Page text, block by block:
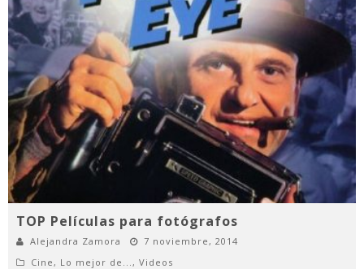
TOP Películas para fotógrafos
Alejandra Zamora
7 noviembre, 2014
Cine , Lo mejor de... , Videos